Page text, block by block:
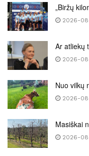
„Biržų
2026-
Ar atliekų
2026-
Nuo vilkų
2026-
Masiškai
2026-